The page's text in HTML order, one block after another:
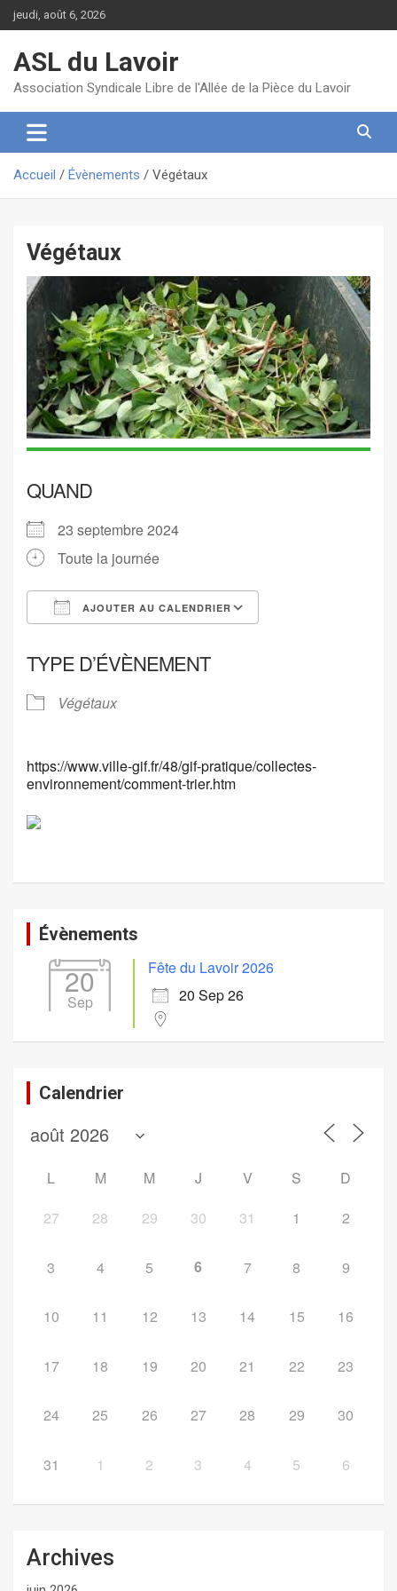
Aller
au
jeudi, août 6, 2026
ASL du Lavoir
Association Syndicale Libre de l'Allée de la Pièce du Lavoir
Accueil Évènements Végétaux
Végétaux
QUAND
23 septembre 2024
Toute la journée
AJOUTER AU CALENDRIER
TYPE D’ÉVÈNEMENT
Végétaux
https://www.ville-gif.fr/48/gif-pratique/collectes-
environnement/comment-trier.htm
Évènements
20
Sep
Fête du Lavoir 2026
20 Sep 26
Calendrier
L M M J V S
D
27
28 29 30 31 1 2
3 4 5 6 7 8 9
10 11 12 13 14 15 16
17 18 19 20 21 22 23
24 25 26 27 28 29 30
31 1 2 3 4 5 6
Archives